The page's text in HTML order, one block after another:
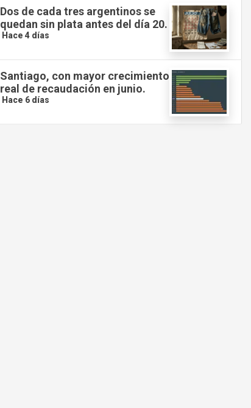
Dos de cada tres argentinos se
quedan sin plata antes del día 20.
Hace 4 días
Santiago, con mayor crecimiento
real de recaudación en junio.
Hace 6 días